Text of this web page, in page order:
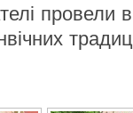
провели